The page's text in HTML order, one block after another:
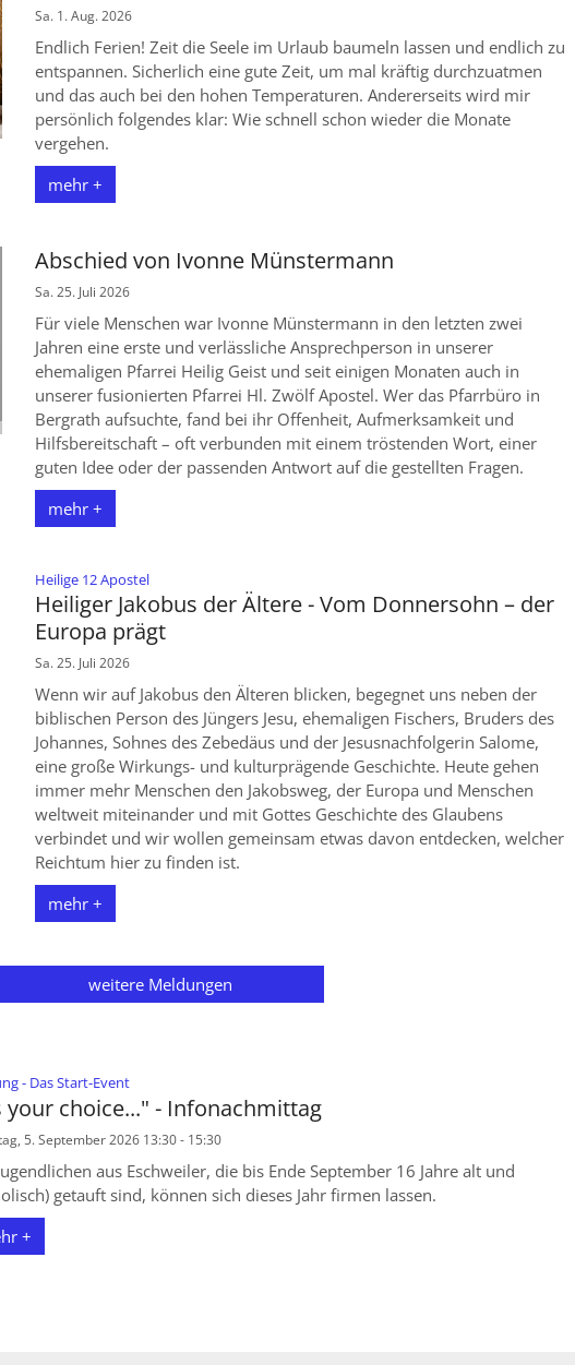
Sa. 1. Aug. 2026
Endlich Ferien! Zeit die Seele im Urlaub baumeln lassen und endlich zu
entspannen. Sicherlich eine gute Zeit, um mal kräftig durchzuatmen
und das auch bei den hohen Temperaturen. Andererseits wird mir
persönlich folgendes klar: Wie schnell schon wieder die Monate
vergehen.
mehr +
Abschied von Ivonne Münstermann
Sa. 25. Juli 2026
Für viele Menschen war Ivonne Münstermann in den letzten zwei
Jahren eine erste und verlässliche Ansprechperson in unserer
ehemaligen Pfarrei Heilig Geist und seit einigen Monaten auch in
unserer fusionierten Pfarrei Hl. Zwölf Apostel. Wer das Pfarrbüro in
Bergrath aufsuchte, fand bei ihr Offenheit, Aufmerksamkeit und
Hilfsbereitschaft – oft verbunden mit einem tröstenden Wort, einer
guten Idee oder der passenden Antwort auf die gestellten Fragen.
mehr +
Heilige 12 Apostel:
Heiliger Jakobus der Ältere - Vom Donnersohn – der
Europa prägt
Sa. 25. Juli 2026
Wenn wir auf Jakobus den Älteren blicken, begegnet uns neben der
biblischen Person des Jüngers Jesu, ehemaligen Fischers, Bruders des
Johannes, Sohnes des Zebedäus und der Jesusnachfolgerin Salome,
eine große Wirkungs- und kulturprägende Geschichte. Heute gehen
immer mehr Menschen den Jakobsweg, der Europa und Menschen
weltweit miteinander und mit Gottes Geschichte des Glaubens
verbindet und wir wollen gemeinsam etwas davon entdecken, welcher
Reichtum hier zu finden ist.
mehr +
weitere Meldungen
- Das Start-Event:
your choice..." - Infonachmittag
5. September 2026 13:30 - 15:30
aus Eschweiler, die bis Ende September 16 Jahre alt und
getauft sind, können sich dieses Jahr firmen lassen.
+